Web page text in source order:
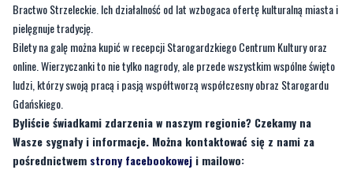
Bractwo Strzeleckie. Ich działalność od lat wzbogaca ofertę kulturalną miasta i
pielęgnuje tradycję.
Bilety na galę można kupić w recepcji Starogardzkiego Centrum Kultury oraz
online. Wierzyczanki to nie tylko nagrody, ale przede wszystkim wspólne święto
ludzi, którzy swoją pracą i pasją współtworzą współczesny obraz Starogardu
Gdańskiego.
Byliście świadkami zdarzenia w naszym regionie? Czekamy na
Wasze sygnały i informacje. Można kontaktować się z nami za
pośrednictwem strony facebookowej i mailowo: